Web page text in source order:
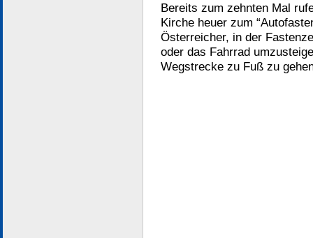
Bereits zum zehnten Mal
Kirche heuer zum
Österreicher, in der
oder das Fahrrad
Wegstrecke zu Fuß zu